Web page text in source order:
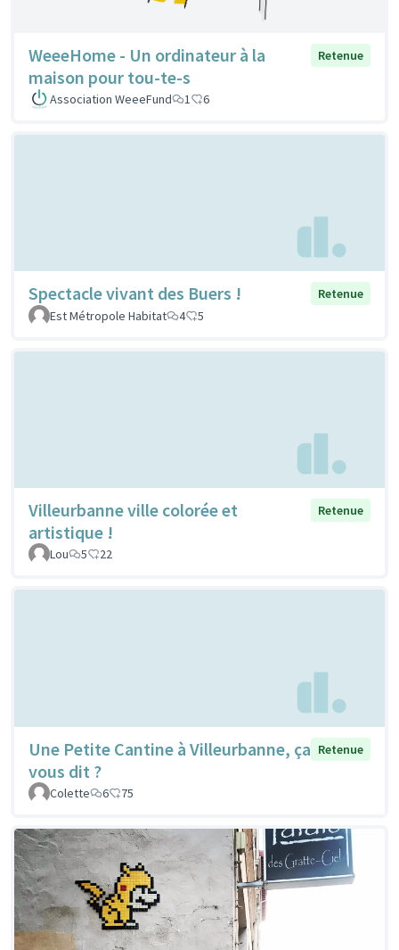
WeeeHome - Un ordinateur à la
maison pour tou-te-s
Retenue
Association WeeeFund 1 6
Spectacle vivant des Buers !
Retenue
Est Métropole Habitat
4 5
Villeurbanne ville colorée et
artistique !
Retenue
Lou 5 22
Une Petite Cantine à Villeurbanne, ça
vous dit ?
Retenue
Colette 6 75